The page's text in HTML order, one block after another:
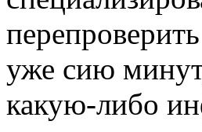
уже сию
какую-либо